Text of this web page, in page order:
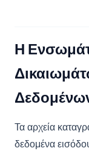
Η
Τα αρχεία
δεδομένα